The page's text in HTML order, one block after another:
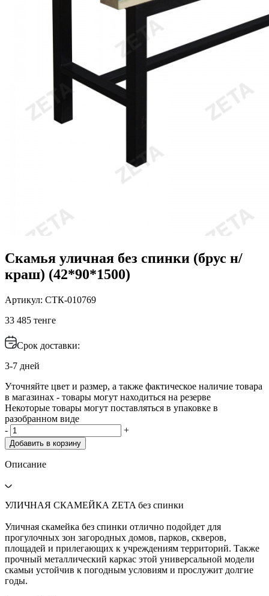
Скамья уличная без спинки (брус н/
краш) (42*90*1500)
Артикул: СТК-010769
33 485 тенге
Срок доставки:
3-7 дней
Уточняйте цвет и размер, а также фактическое наличие товара
в магазинах - товары могут находиться на резерве
Некоторые товары могут поставляться в упаковке в
разобранном виде
-
+
Добавить в корзину
Описание
УЛИЧНАЯ СКАМЕЙКА ZETA без спинки
Уличная скамейка без спинки отлично подойдет для
прогулочных зон загородных домов, парков, скверов,
площадей и прилегающих к учреждениям территорий. Также
прочный металлический каркас этой универсальной модели
скамьи устойчив к погодным условиям и прослужит долгие
годы.